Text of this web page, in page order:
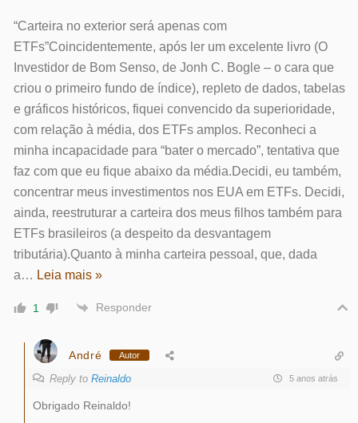
“Carteira no exterior será apenas com
ETFs”Coincidentemente, após ler um excelente livro (O
Investidor de Bom Senso, de Jonh C. Bogle – o cara que
criou o primeiro fundo de índice), repleto de dados, tabelas
e gráficos históricos, fiquei convencido da superioridade,
com relação à média, dos ETFs amplos. Reconheci a
minha incapacidade para “bater o mercado”, tentativa que
faz com que eu fique abaixo da média.Decidi, eu também,
concentrar meus investimentos nos EUA em ETFs. Decidi,
ainda, reestruturar a carteira dos meus filhos também para
ETFs brasileiros (a despeito da desvantagem
tributária).Quanto à minha carteira pessoal, que, dada
a… Leia mais »
1 Responder
André Autor
Reply to Reinaldo 5 anos atrás
Obrigado Reinaldo!